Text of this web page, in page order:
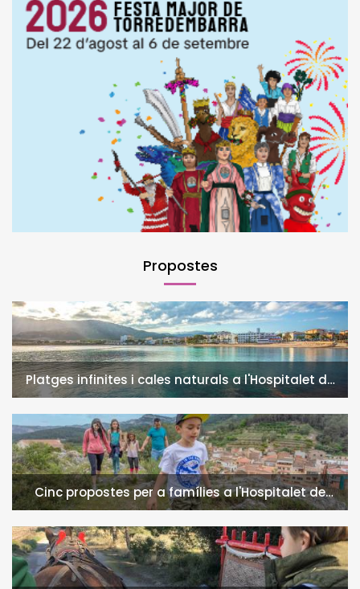
Propostes
Platges infinites i cales naturals a l'Hospitalet de
l'Infant i la Vall de Llors
Cinc propostes per a famílies a l'Hospitalet de
l'Infant i la Vall de Llors